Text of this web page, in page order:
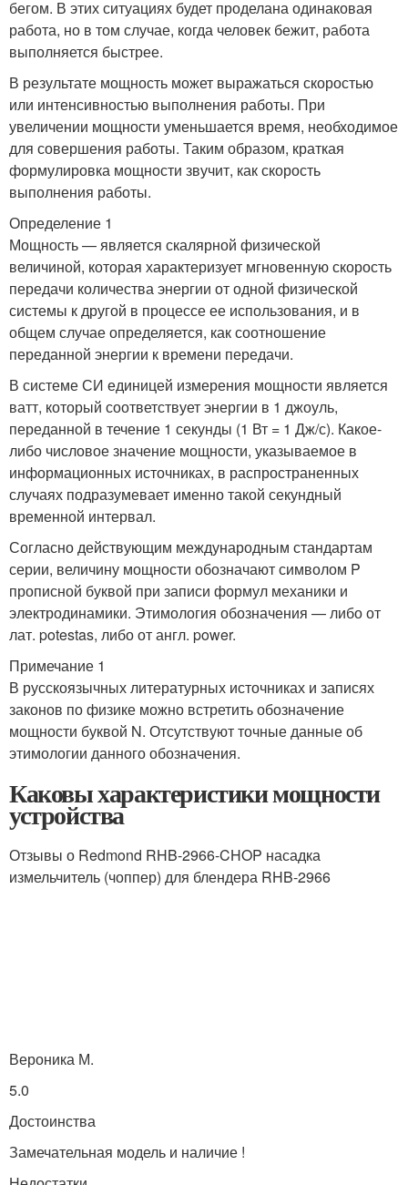
бегом. В этих ситуациях будет проделана одинаковая
работа, но в том случае, когда человек бежит, работа
выполняется быстрее.
В результате мощность может выражаться скоростью
или интенсивностью выполнения работы. При
увеличении мощности уменьшается время, необходимое
для совершения работы. Таким образом, краткая
формулировка мощности звучит, как скорость
выполнения работы.
Определение 1
Мощность — является скалярной физической
величиной, которая характеризует мгновенную скорость
передачи количества энергии от одной физической
системы к другой в процессе ее использования, и в
общем случае определяется, как соотношение
переданной энергии к времени передачи.
В системе СИ единицей измерения мощности является
ватт, который соответствует энергии в 1 джоуль,
переданной в течение 1 секунды (1 Вт = 1 Дж/с). Какое-
либо числовое значение мощности, указываемое в
информационных источниках, в распространенных
случаях подразумевает именно такой секундный
временной интервал.
Согласно действующим международным стандартам
серии, величину мощности обозначают символом P
прописной буквой при записи формул механики и
электродинамики. Этимология обозначения — либо от
лат. potestas, либо от англ. power.
Примечание 1
В русскоязычных литературных источниках и записях
законов по физике можно встретить обозначение
мощности буквой N. Отсутствуют точные данные об
этимологии данного обозначения.
Каковы характеристики мощности
устройства
Отзывы о Redmond RHB-2966-CHOP насадка
измельчитель (чоппер) для блендера RHB-2966
Вероника М.
5.0
Достоинства
Замечательная модель и наличие !